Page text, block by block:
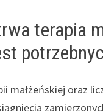
terapia
małżeńskiej oraz